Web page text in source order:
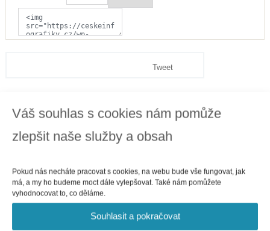
Váš souhlas s cookies nám pomůže
zlepšit naše služby a obsah
Pokud nás necháte pracovat s cookies, na webu bude vše fungovat, jak
má, a my ho budeme moct dále vylepšovat. Také nám pomůžete
vyhodnocovat to, co děláme.
Souhlasit a pokračovat
Tweet
Kategorie
Business